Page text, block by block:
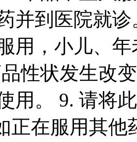
并到医院就诊
用，小儿、
性状发生改
用。
9. 请将
正在服用其他